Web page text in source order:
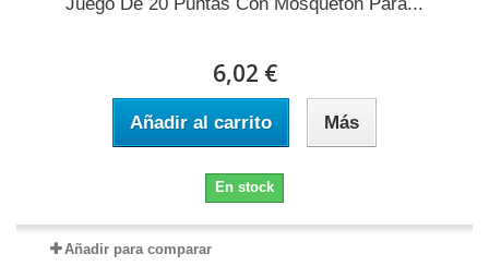
6,02 €
Añadir al carrito Más
En stock
Añadir para comparar